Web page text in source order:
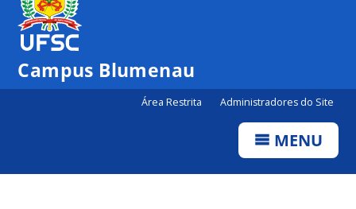
Campus Blumenau
Área Restrita Administradores do Site
MENU